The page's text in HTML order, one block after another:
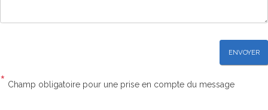
ENVOYER
* Champ obligatoire pour une prise en compte du message